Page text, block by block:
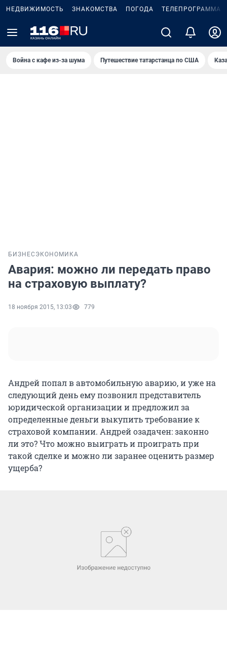
НЕДВИЖИМОСТЬ ЗНАКОМСТВА ПОГОДА ТЕЛЕПРОГРАММА
Война с кафе из-за шума Путешествие татарстанца по США
БИЗНЕС ЭКОНОМИКА
Авария: можно ли передать право
на страховую выплату?
18 ноября 2015, 13:03 779
Андрей попал в автомобильную аварию, и уже на
следующий день ему позвонил представитель
юридической организации и предложил за
определенные деньги выкупить требование к
страховой компании. Андрей озадачен: законно
ли это? Что можно выиграть и проиграть при
такой сделке и можно ли заранее оценить размер
ущерба?